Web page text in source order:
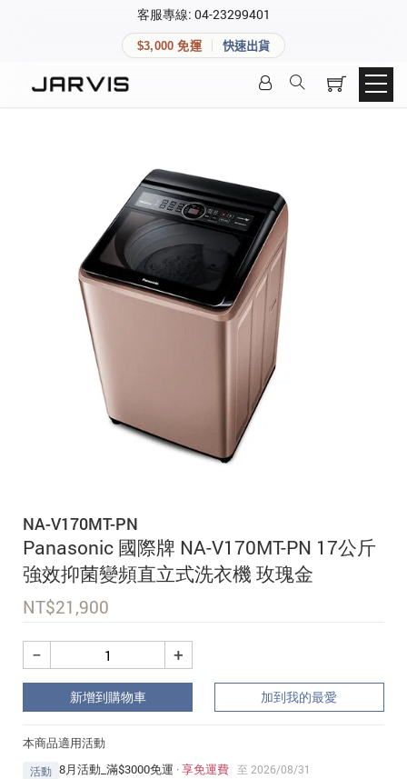
客服專線: 04-23299401
$3,000 免運 快速出貨
NA-V170MT-PN
Panasonic 國際牌 NA-V170MT-PN 17公斤
強效抑菌變頻直立式洗衣機 玫瑰金
NT$21,900
+
−
新增到購物車 加到我的最愛
本商品適用活動
活動 8月活動_滿$3000免運 ·享免運費 至 2026/08/31
快速連結
Matter 智慧家庭
登入後可查看訂單、會員資料與收藏清單。
登入會員
建立新帳號
加入 JARVIS VIP